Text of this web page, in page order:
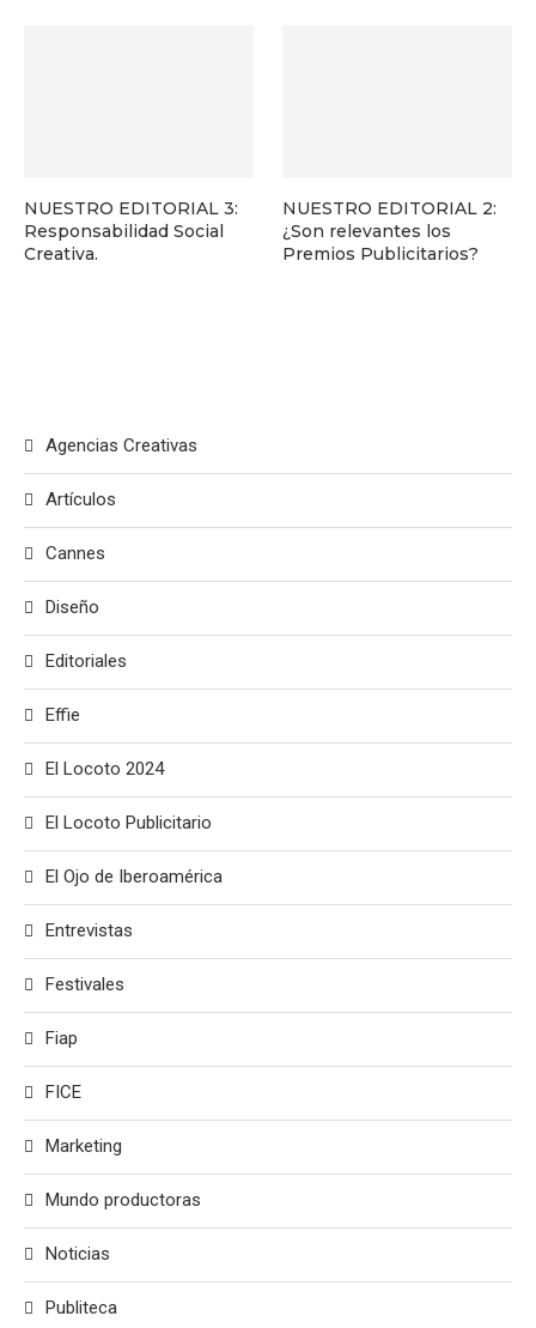
NUESTRO EDITORIAL 3:
Responsabilidad Social
Creativa.
NUESTRO EDITORIAL 2:
¿Son relevantes los
Premios Publicitarios?
Agencias Creativas
Artículos
Cannes
Diseño
Editoriales
Effie
El Locoto 2024
El Locoto Publicitario
El Ojo de Iberoamérica
Entrevistas
Festivales
Fiap
FICE
Marketing
Mundo productoras
Noticias
Publiteca